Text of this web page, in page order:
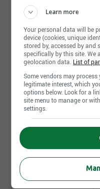
11 septembre 2021
Québec,QC
Oyé! Oyé! Veux-tu
Alors, je t'invite à
Béton Provincial Ltée
septembre. C'est
Learn more
Your personal data will be
device (cookies, unique
stored by, accessed by and
specifically by this site. We
geolocation data. List of
Some vendors may
legitimate interest, which
options below. Look for a
site menu to manage or
settings.